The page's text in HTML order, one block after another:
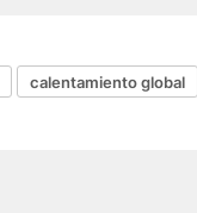
calentamiento global